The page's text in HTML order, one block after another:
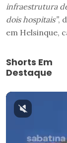
infraestrutura
dois hospitais”,
em Helsinque,
Shorts Em
Destaque